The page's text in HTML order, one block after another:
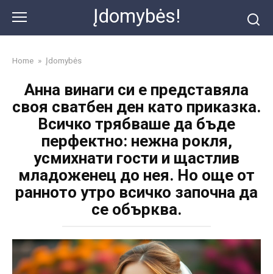
content
Įdomybės!
Home » Įdomybės
Анна винаги си е представяла
своя сватбен ден като приказка.
Всичко трябваше да бъде
перфектно: нежна рокля,
усмихнати гости и щастлив
младоженец до нея. Но още от
ранното утро всичко започна да
се обърква.